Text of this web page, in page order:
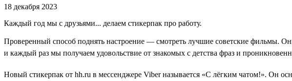
18 декабря 2023
Каждый год мы с друзьями... делаем стикерпак про работу.
Проверенный способ поднять настроение — смотреть лучшие советские фильмы.
и каждый раз мы получаем удовольствие от знакомых с детства фраз и
Новый стикерпак от hh.ru в мессенджере Viber называется «С лёгким чатом!». Он